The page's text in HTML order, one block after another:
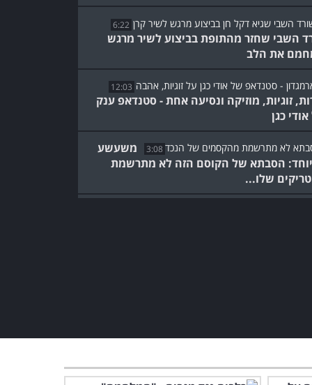
6:22
השבי שחזר מהתופת בביצוע לשיר מרגש
את הלב
12:03
זוגיות, מוזיקה ונסיעה אחת - סטנדאפ ענק
כגן
3:08
משעשע
הסבתא של הקוסם הזה לא מתרשמת
שלו...
צפו בכלבי ההאסקי החמודים